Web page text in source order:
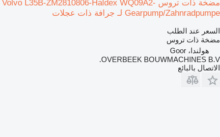
مضخة ذات تروس Volvo L35B-ZM2810806-Haldex WQ09A2-
Gearpump/Zahnradpumpe لـ جرافة ذات عجلات
السعر عند الطلب
مضخة ذات تروس
هولندا، Goor
OVERBEEK BOUWMACHINES B.V.
الاتصال بالبائع